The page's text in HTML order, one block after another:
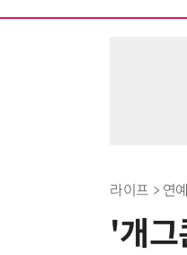
라이프 > 연예
'개